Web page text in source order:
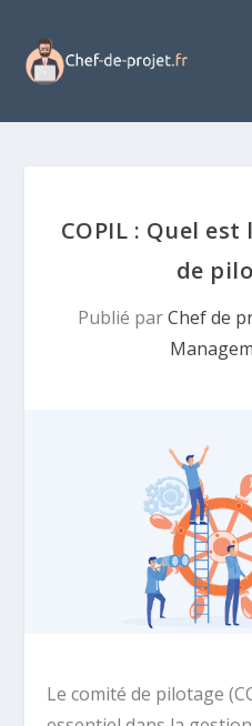
COPIL : Quel
de
Publié parChef de
Le comité de pilotage